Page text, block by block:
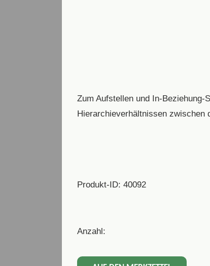
Zum Aufstellen und In-
Hierarchieverhältnissen zwischen
Produkt-ID: 40092
Anzahl: